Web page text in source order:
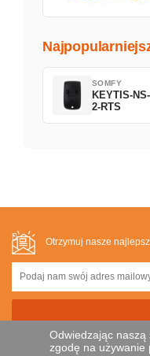
Odwiedzając
zgodę na używanie
SOMFY
KEYTIS-NS-
2-RTS
Otrzymuj nasze